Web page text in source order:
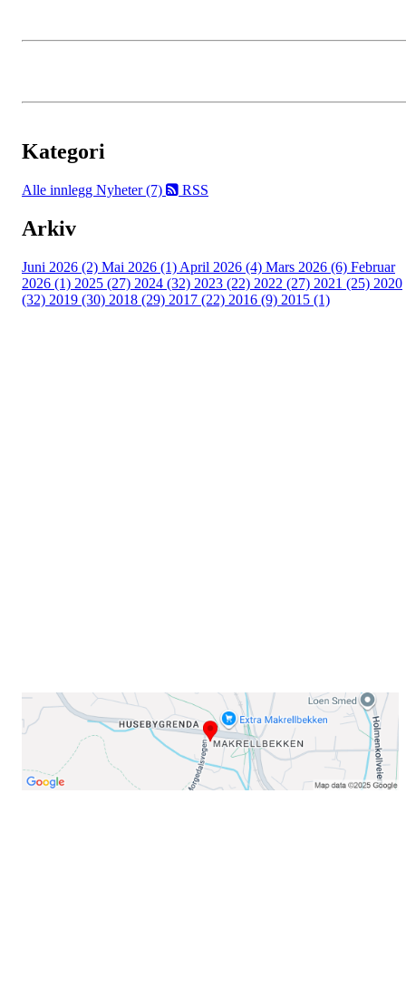
Kategori
Alle innlegg Nyheter (7) RSS
Arkiv
Juni 2026 (2) Mai 2026 (1) April 2026 (4) Mars 2026 (6) Februar
2026 (1) 2025 (27) 2024 (32) 2023 (22) 2022 (27) 2021 (25) 2020
(32) 2019 (30) 2018 (29) 2017 (22) 2016 (9) 2015 (1)